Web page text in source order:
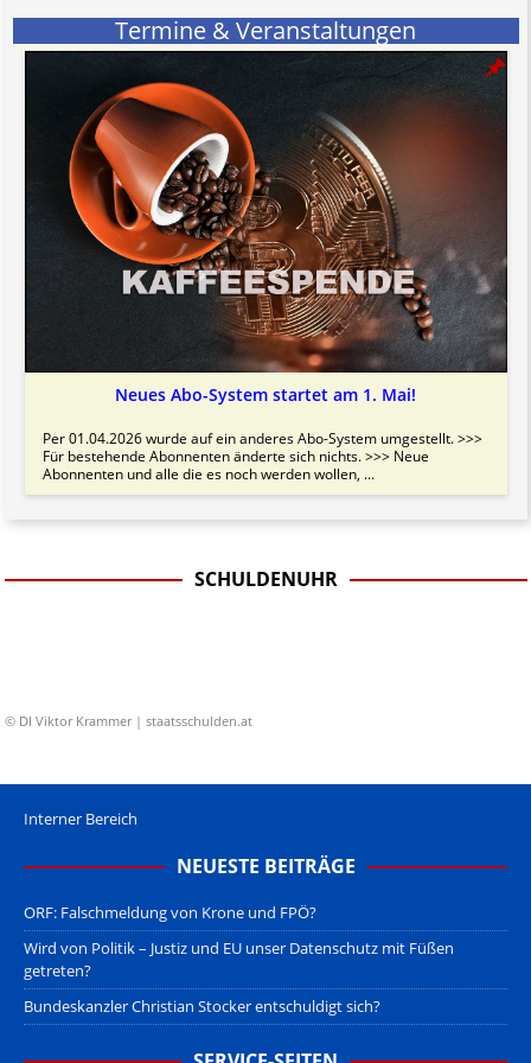
Termine & Veranstaltungen
Neues Abo-System startet am 1. Mai!
Per 01.04.2026 wurde auf ein anderes Abo-System umgestellt. >>>
Für bestehende Abonnenten änderte sich nichts. >>> Neue
Abonnenten und alle die es noch werden wollen, ...
SCHULDENUHR
© DI Viktor Krammer | staatsschulden.at
Interner Bereich
NEUESTE BEITRÄGE
ORF: Falschmeldung von Krone und FPÖ?
Wird von Politik – Justiz und EU unser Datenschutz mit Füßen
getreten?
Bundeskanzler Christian Stocker entschuldigt sich?